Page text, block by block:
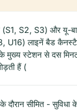
(S1, S2, S3) और यू-
U16) लाइनें बैड
के मुख्य स्टेशन से दस
हैं (
के दौरान सीमित - सुविधा